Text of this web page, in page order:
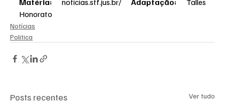
Honorato
Notícias
Politica
Posts recentes Ver tudo